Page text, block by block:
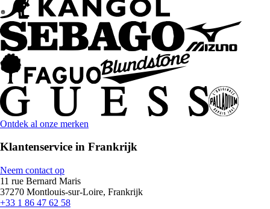
Ontdek al onze merken
Klantenservice in Frankrijk
Neem contact op
11 rue Bernard Maris
37270 Montlouis-sur-Loire, Frankrijk
+33 1 86 47 62 58